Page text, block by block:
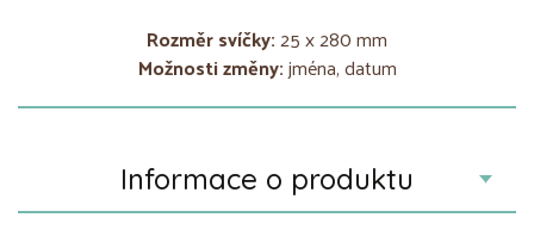
Rozměr svíčky:25 x 280 mm
Možnosti změny:jména, datum
Informace o produktu